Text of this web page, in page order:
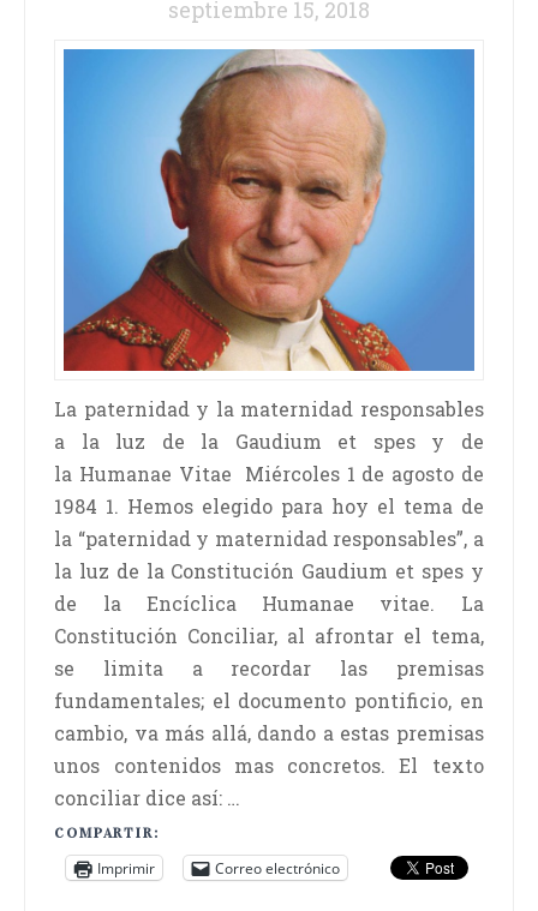
septiembre 15, 2018
La paternidad y la maternidad responsables
a la luz de la Gaudium et spes y de
la Humanae Vitae Miércoles 1 de agosto de
1984 1. Hemos elegido para hoy el tema de
la “paternidad y maternidad responsables”, a
la luz de la Constitución Gaudium et spes y
de la Encíclica Humanae vitae. La
Constitución Conciliar, al afrontar el tema,
se limita a recordar las premisas
fundamentales; el documento pontificio, en
cambio, va más allá, dando a estas premisas
unos contenidos mas concretos. El texto
conciliar dice así: …
COMPARTIR:
Imprimir Correo electrónico